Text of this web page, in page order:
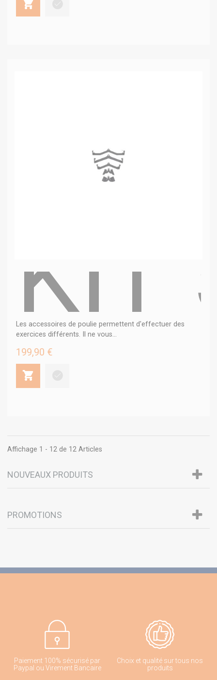
KIT
Les accessoires de poulie permettent d'effectuer des
exercices différents. Il ne vous...
199,90 €
Affichage 1 - 12 de 12 Articles
NOUVEAUX PRODUITS
PROMOTIONS
Paiement 100% sécurisé par
Paypal ou Virement Bancaire
Choix et qualité sur tous nos
produits